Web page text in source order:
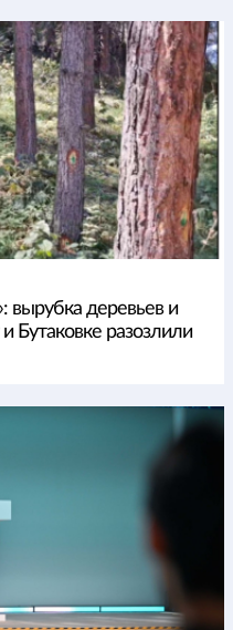
вырубка деревьев и
Бутаковке разозлили